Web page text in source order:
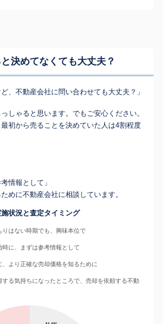
決めてなくても大丈夫？
、不動産会社に問い合わせても大丈夫？」
しゃると思います。でもご安心ください。
初から売ることを決めていた人は4割程度
情報として」
めに不動産会社に相談しています。
状況と査定タイミング
りはない時期でも、興味本位で
に、まずは参考情報として
より正確な売却価格を知るために
る気持ちになったところで、売却を依頼する不動